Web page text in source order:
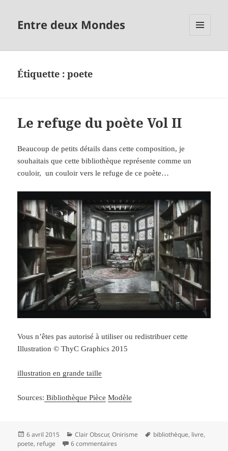
Entre deux Mondes
Étiquette :poete
Le refuge du poète Vol II
Beaucoup de petits détails dans cette composition, je
souhaitais que cette bibliothèque représente comme un
couloir, un couloir vers le refuge de ce poète…
Vous n’êtes pas autorisé à utiliser ou redistribuer cette
Illustration © ThyC Graphics 2015
illustration en grande taille
Sources: BibliothèquePièce Modèle
Publié
le
6 avril 2015 Catégories
Clair Obscur,Onirisme
Mots-
bibliothèque, livre,
poete, refuge 6 commentaires